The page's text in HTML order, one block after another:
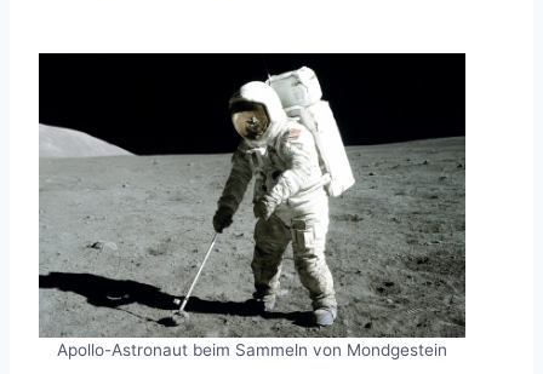
Apollo-Astronaut beim Sammeln von Mondgestein